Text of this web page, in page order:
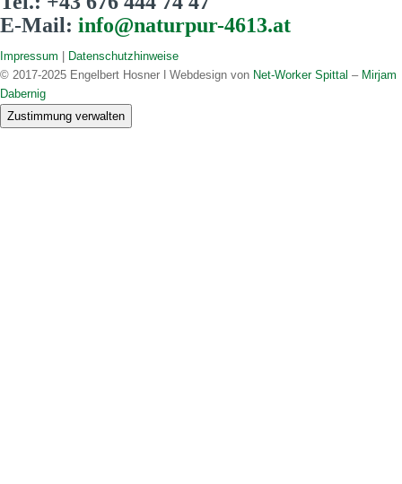
E-Mail: info@naturpur-4613.at
Impressum
Datenschutzhinweise
© 2017-2025 Engelbert Hosner ǀ Webdesign von Net-Worker Spittal – Mirjam
Dabernig
Zustimmung verwalten